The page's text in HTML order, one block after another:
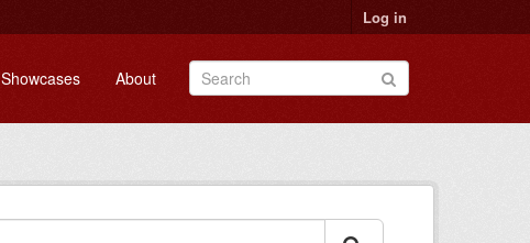
Log in
Showcases About